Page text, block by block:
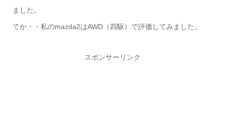
ました。
てか・・私のmazda2はAWD（四駆）で評価してみました。
スポンサーリンク